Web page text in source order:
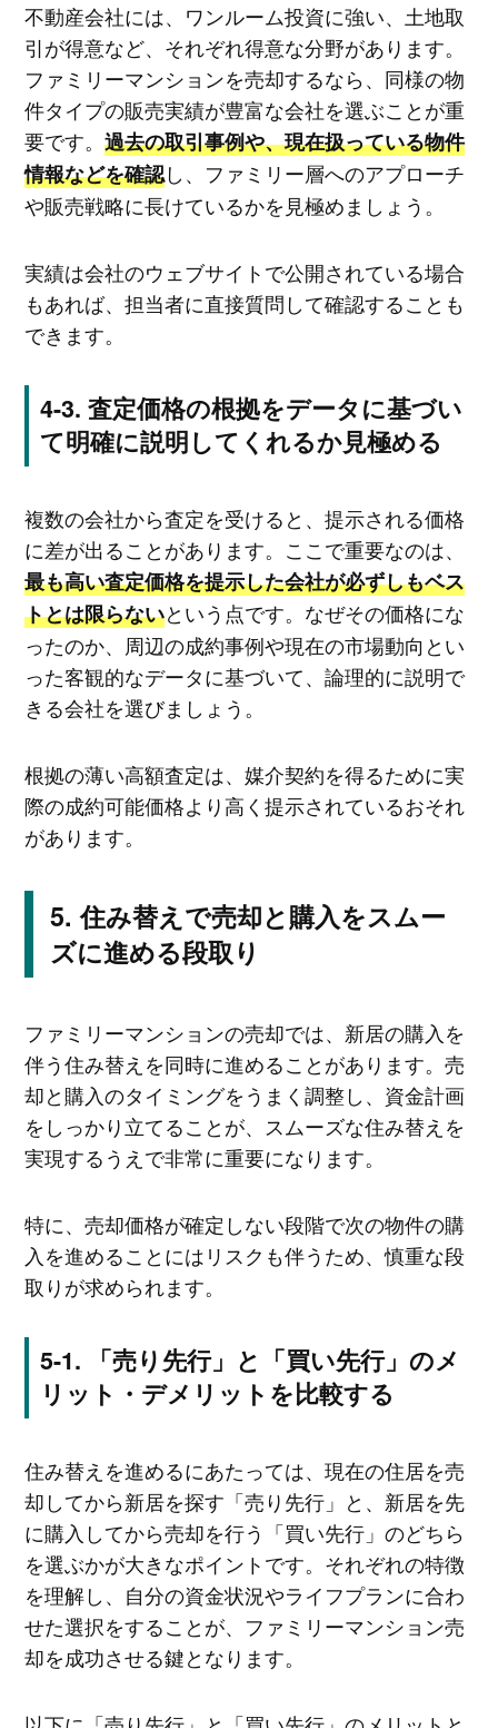
不動産会社には、ワンルーム投資に強い、土地取
引が得意など、それぞれ得意な分野があります。
ファミリーマンションを売却するなら、同様の物
件タイプの販売実績が豊富な会社を選ぶことが重
要です。 過去の取引事例や、現在扱っている物件
情報などを確認し、ファミリー層へのアプローチ
や販売戦略に長けているかを見極めましょう。
実績は会社のウェブサイトで公開されている場合
もあれば、担当者に直接質問して確認することも
できます。
査定価格の根拠をデータに基づい
て明確に説明してくれるか見極める
複数の会社から査定を受けると、提示される価格
に差が出ることがあります。ここで重要なのは、
最も高い査定価格を提示した会社が必ずしもベス
トとは限らないという点です。なぜその価格にな
ったのか、周辺の成約事例や現在の市場動向とい
った客観的なデータに基づいて、論理的に説明で
きる会社を選びましょう。
根拠の薄い高額査定は、媒介契約を得るために実
際の成約可能価格より高く提示されているおそれ
があります。
住み替えで売却と購入をスムー
ズに進める段取り
ファミリーマンションの売却では、新居の購入を
伴う住み替えを同時に進めることがあります。売
却と購入のタイミングをうまく調整し、資金計画
をしっかり立てることが、スムーズな住み替えを
実現するうえで非常に重要になります。
特に、売却価格が確定しない段階で次の物件の購
入を進めることにはリスクも伴うため、慎重な段
取りが求められます。
「売り先行」と「買い先行」のメ
リット・デメリットを比較する
住み替えを進めるにあたっては、現在の住居を売
却してから新居を探す「売り先行」と、新居を先
に購入してから売却を行う「買い先行」のどちら
を選ぶかが大きなポイントです。それぞれの特徴
を理解し、自分の資金状況やライフプランに合わ
せた選択をすることが、ファミリーマンション売
却を成功させる鍵となります。